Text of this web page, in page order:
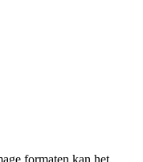
formaten kan het